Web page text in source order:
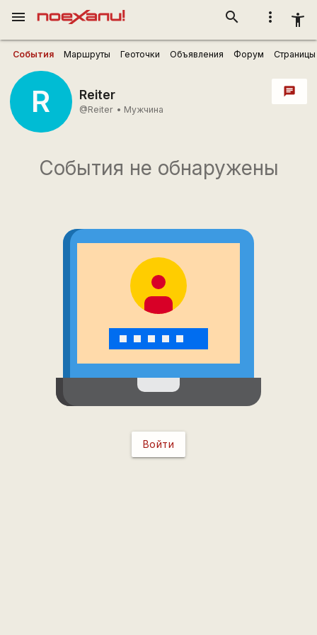
more_vert accessibility_new
search
menu
События Маршруты Геоточки Объявления Форум Страницы
R Reiter
@Reiter • Мужчина
chat
События не обнаружены
Войти